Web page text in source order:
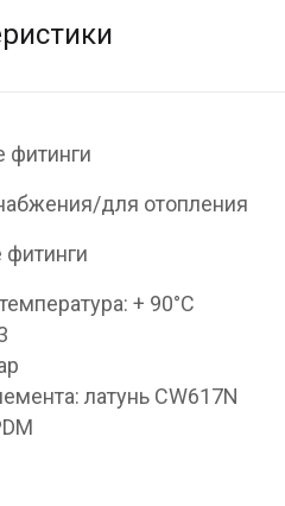
фитинги
для отопления
+ 90°С
латунь CW617N